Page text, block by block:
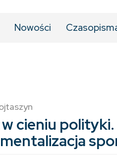
Nowości
cieniu polityki.